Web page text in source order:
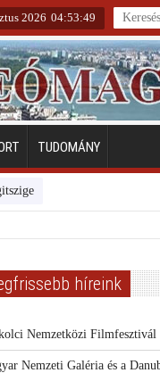
2026 04:53:50
TUDOMÁNY
Emberarcú Egészségért
híreink
Nemzetközi Filmfesztivál
Nemzeti Galéria és a